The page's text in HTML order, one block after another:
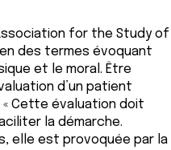
for the Study of
des termes évoquant
et le moral. Être
d’un patient
« Cette évaluation doit
la démarche.
elle est provoquée par la